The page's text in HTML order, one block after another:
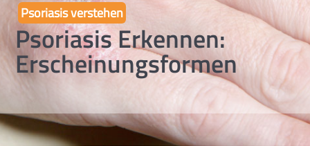
Psoriasis Erkennen:
Erscheinungsformen
Psoriasis verstehen